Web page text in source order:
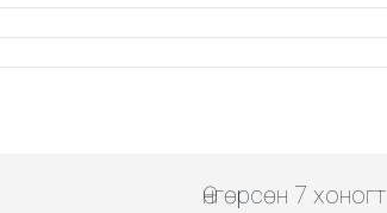
Өнгөрсөн 7 хоногт